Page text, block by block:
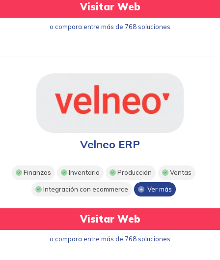
Visitar Web
o compara entre más de 768 soluciones
Velneo ERP
Finanzas Inventario Producción Ventas
Integración con ecommerce Ver más
Visitar Web
o compara entre más de 768 soluciones